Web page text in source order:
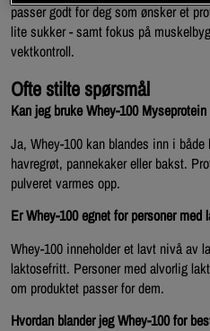
passer godt for deg som ønsker et
lite sukker - samt fokus på
vektkontroll.
Ofte stilte spørsmål
Kan jeg bruke Whey-100
Ja, Whey-100 kan blandes inn i
havregrøt, pannekaker eller bakst.
pulveret varmes opp.
Er Whey-100 egnet for personer med
Whey-100 inneholder et lavt nivå av
laktosefritt. Personer med alvorlig
om produktet passer for dem.
Hvordan blander jeg Whey-100 for